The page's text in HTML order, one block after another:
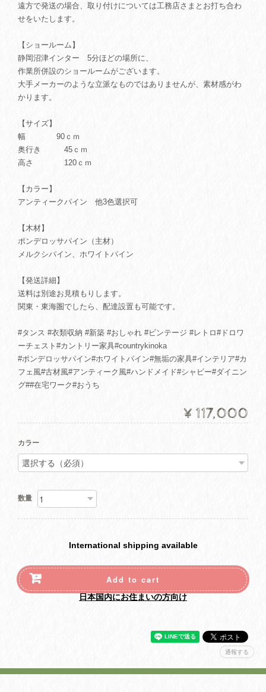
遠方で発送の場合、取り付けについては工務店さまとお打ち合わ
せをいたします。
【ショールーム】
静岡沼津インター 5分ほどの場所に、
作業所併設のショールームがございます。
大手メーカーのような立派なものではありませんが、素材感がわ
かります。
【サイズ】
幅 90ｃｍ
奥行き 45ｃｍ
高さ 120ｃｍ
【カラー】
アンティークパイン 他3色選択可
【木材】
ポンデロッサパイン（主材）
メルクシパイン、ホワイトパイン
【発送詳細】
送料は別途お見積もりします。
関東・東海圏でしたら、配達設置も可能です。
#タンス #衣類収納 #新築 #おしゃれ #ビンテージ #レトロ#ドロワ
ーチェスト#カントリー家具#countrykinoka
#ポンデロッサパイン#ホワイトパイン#無垢の家具#インテリア#カ
フェ風#古材風#アンティーク風#ハンドメイド#シャビー#ダイニン
グ##在宅ワーク#おうち
¥117,000
カラー
数量
International shipping available
Add to cart
日本国内にお住まいの方向け
通報する